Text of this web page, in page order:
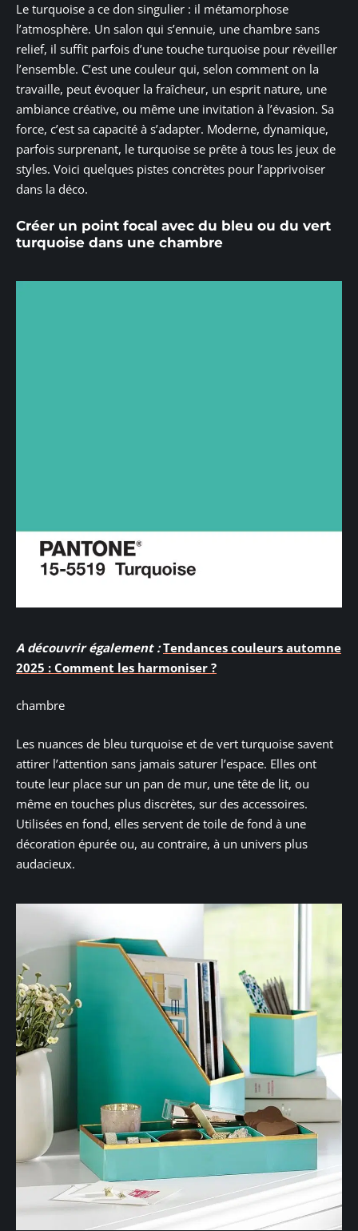
Le turquoise a ce don singulier : il métamorphose
l’atmosphère. Un salon qui s’ennuie, une chambre sans
relief, il suffit parfois d’une touche turquoise pour réveiller
l’ensemble. C’est une couleur qui, selon comment on la
travaille, peut évoquer la fraîcheur, un esprit nature, une
ambiance créative, ou même une invitation à l’évasion. Sa
force, c’est sa capacité à s’adapter. Moderne, dynamique,
parfois surprenant, le turquoise se prête à tous les jeux de
styles. Voici quelques pistes concrètes pour l’apprivoiser
dans la déco.
Créer un point focal avec du bleu ou du vert
turquoise dans une chambre
A découvrir également : Tendances couleurs automne
2025 : Comment les harmoniser ?
chambre
Les nuances de bleu turquoise et de vert turquoise savent
attirer l’attention sans jamais saturer l’espace. Elles ont
toute leur place sur un pan de mur, une tête de lit, ou
même en touches plus discrètes, sur des accessoires.
Utilisées en fond, elles servent de toile de fond à une
décoration épurée ou, au contraire, à un univers plus
audacieux.